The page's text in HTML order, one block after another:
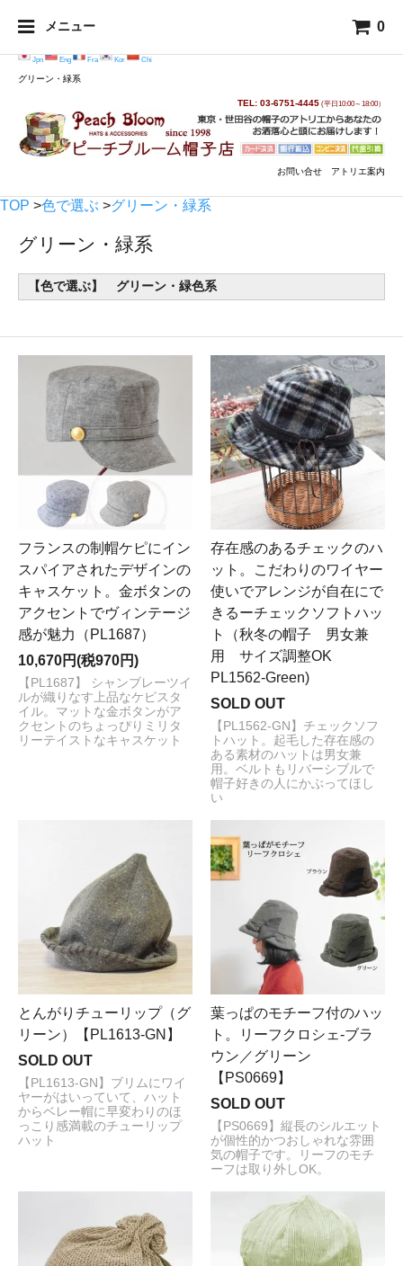
メニュー 0
Jpn Eng Fra Kor Chi
グリーン・緑系
TEL: 03-6751-4445 (平日10:00～18:00）
お問い合せ アトリエ案内
TOP >色で選ぶ >グリーン・緑系
グリーン・緑系
【色で選ぶ】 グリーン・緑色系
フランスの制帽ケピにイン
スパイアされたデザインの
キャスケット。金ボタンの
アクセントでヴィンテージ
感が魅力（PL1687）
10,670円(税970円)
【PL1687】 シャンブレーツイ
ルが織りなす上品なケピスタ
イル。マットな金ボタンがア
クセントのちょっぴりミリタ
リーテイストなキャスケット
存在感のあるチェックのハ
ット。こだわりのワイヤー
使いでアレンジが自在にで
きるーチェックソフトハッ
ト（秋冬の帽子 男女兼
用 サイズ調整OK
PL1562-Green)
SOLD OUT
【PL1562-GN】チェックソフ
トハット。起毛した存在感の
ある素材のハットは男女兼
用。ベルトもリバーシブルで
帽子好きの人にかぶってほし
い
とんがりチューリップ（グ
リーン）【PL1613-GN】
SOLD OUT
【PL1613-GN】ブリムにワイ
ヤーがはいっていて、ハット
からベレー帽に早変わりのほ
っこり感満載のチューリップ
ハット
葉っぱのモチーフ付のハッ
ト。リーフクロシェ-ブラ
ウン／グリーン
【PS0669】
SOLD OUT
【PS0669】縦長のシルエット
が個性的かつおしゃれな雰囲
気の帽子です。リーフのモチ
ーフは取り外しOK。